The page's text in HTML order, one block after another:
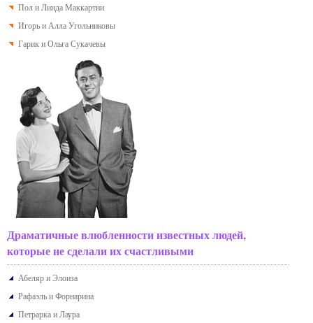
Пол и Линда Маккартни
Игорь и Алла Угольниковы
Гарик и Ольга Сукачевы
Драматичные влюбленности известных людей,
которые не сделали их счастливыми
Абеляр и Элоиза
Рафаэль и Форнарина
Петрарка и Лаура